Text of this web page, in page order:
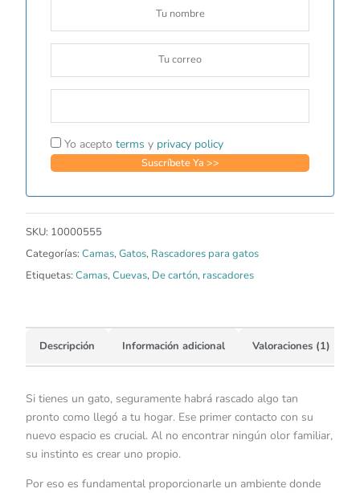
Yo acepto terms y privacy policy
SKU: 10000555
Categorías: Camas,Gatos, Rascadores para gatos
Etiquetas: Camas,Cuevas, De cartón, rascadores
Descripción Información adicional Valoraciones (1)
Si tienes un gato, seguramente habrá rascado algo tan
pronto como llegó a tu hogar. Ese primer contacto con su
nuevo espacio es crucial. Al no encontrar ningún olor familiar,
su instinto es crear uno propio.
Por eso es fundamental proporcionarle un ambiente donde